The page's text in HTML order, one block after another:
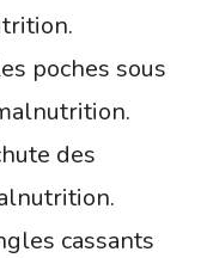
poches sous
des
cassants